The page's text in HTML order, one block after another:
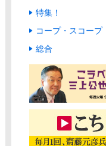
特集！
コープ・スコープ
総合